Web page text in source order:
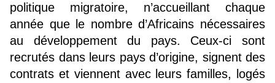
politique migratoire, n’accueillant chaque
année que le nombre d’Africains nécessaires
au développement du pays. Ceux-ci sont
recrutés dans leurs pays d’origine, signent des
contrats et viennent avec leurs familles, logés